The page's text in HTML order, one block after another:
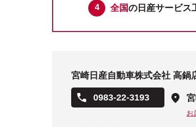
全国の日産サービス
宮崎日産自動車株式会社 高鍋
0983-22-3193
お